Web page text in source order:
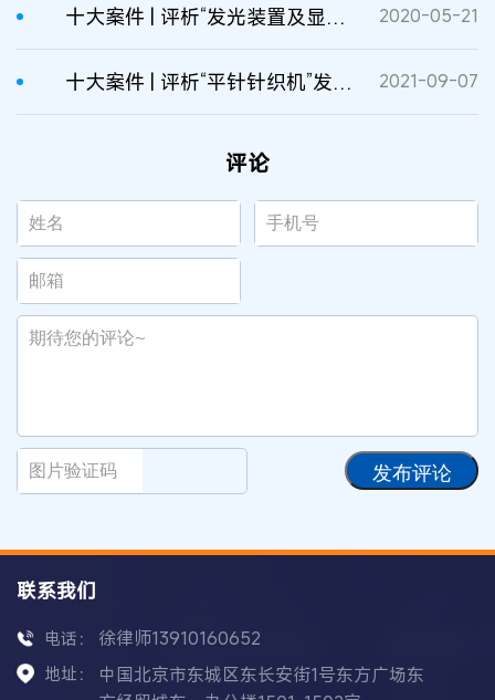
十大案件 | 评析“发光装置及显示装置”发明专利无效宣告请求案 2020-05-21
十大案件 | 评析“平针针织机”发明专利权无效宣告请求案 2021-09-07
评论
发布评论
联系我们
电话： 徐律师13910160652
地址：
中国北京市东城区东长安街1号东方广场东